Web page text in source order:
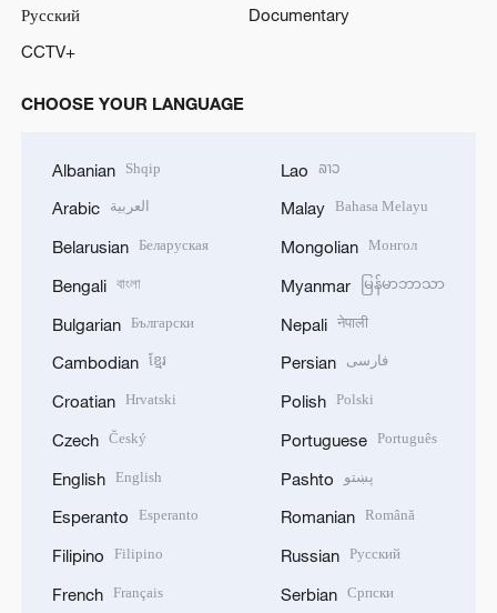
Русский
Documentary
CCTV+
CHOOSE YOUR LANGUAGE
Albanian Shqip
Arabic العربية
Belarusian Беларуская
Bengali বাংলা
Bulgarian Български
Cambodian ខ្មែរ
Croatian Hrvatski
Czech Český
English English
Esperanto Esperanto
Filipino Filipino
French Français
Lao ລາວ
Malay Bahasa Melayu
Mongolian Монгол
Myanmar မြန်မာဘာသာ
Nepali नेपाली
Persian فارسی
Polish Polski
Portuguese Português
Pashto پښتو
Romanian Română
Russian Русский
Serbian Српски